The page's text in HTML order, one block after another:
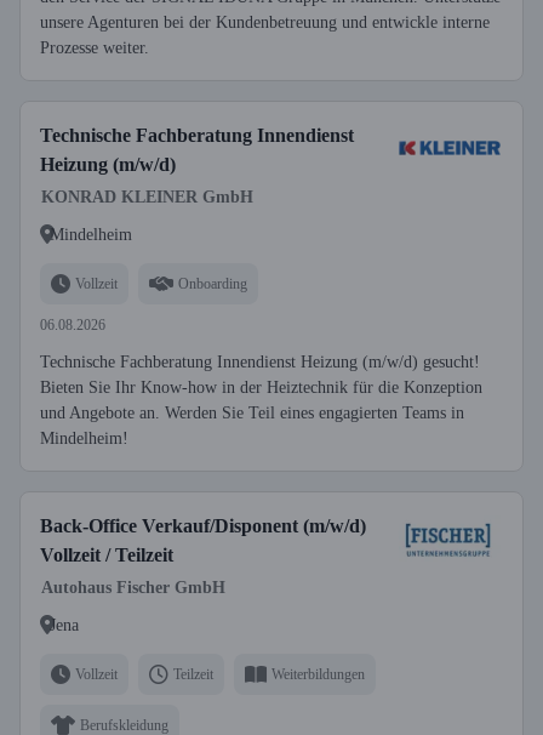
unsere Agenturen bei der Kundenbetreuung und entwickle interne
Prozesse weiter.
Technische Fachberatung Innendienst
Heizung (m/w/d)
KONRAD KLEINER GmbH
Mindelheim
Vollzeit Onboarding
06.08.2026
Technische Fachberatung Innendienst Heizung (m/w/d) gesucht!
Bieten Sie Ihr Know-how in der Heiztechnik für die Konzeption
und Angebote an. Werden Sie Teil eines engagierten Teams in
Mindelheim!
Back-Office Verkauf/Disponent (m/w/d)
Vollzeit / Teilzeit
Autohaus Fischer GmbH
Jena
Vollzeit Teilzeit Weiterbildungen
Berufskleidung